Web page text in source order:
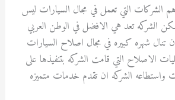
الشركات التي تعمل في مجال السيارات ليس
الشركه تعد هي الافضل في الوطن العربي
تنال شهره كبيره في مجال اصلاح السيارات
الاصلاح التي قامت الشركه بتنفيذها على
واستطاعه الشركه ان تقدم خدمات متميزه